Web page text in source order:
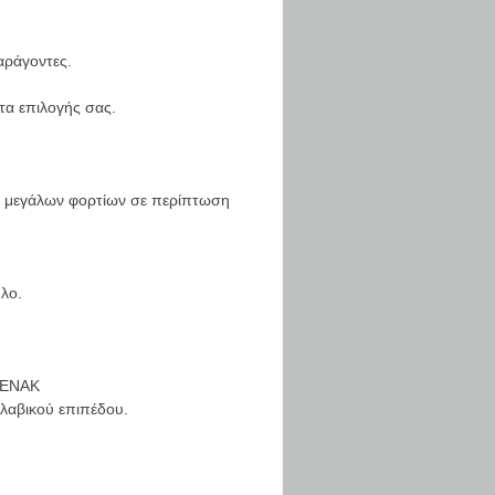
επιλογής σας.
μεγάλων φορτίων σε περίπτωση
επιπέδου.